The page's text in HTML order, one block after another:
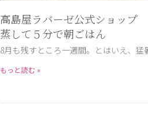
高島屋ラバーゼ公式ショップ
蒸して５分で朝ごはん
8月も残すところ一週間。とはいえ、猛
もっと読む »